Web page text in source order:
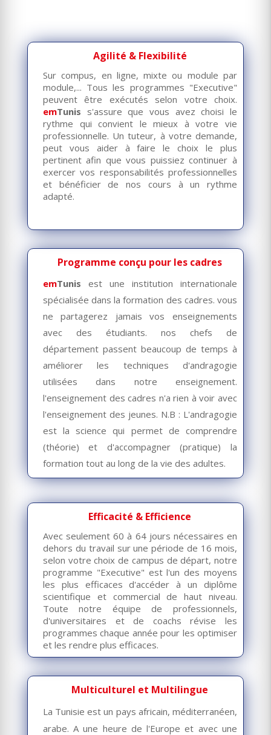
Agilité & Flexibilité
Sur compus, en ligne, mixte ou module par
module,... Tous les programmes "Executive"
peuvent être exécutés selon votre choix.
emTunis s'assure que vous avez choisi le
rythme qui convient le mieux à votre vie
professionnelle. Un tuteur, à votre demande,
peut vous aider à faire le choix le plus
pertinent afin que vous puissiez continuer à
exercer vos responsabilités professionnelles
et bénéficier de nos cours à un rythme
adapté.
Programme conçu pour les cadres
emTunis est une institution internationale
spécialisée dans la formation des cadres. vous
ne partagerez jamais vos enseignements
avec des étudiants. nos chefs de
département passent beaucoup de temps à
améliorer les techniques d'andragogie
utilisées dans notre enseignement.
l'enseignement des cadres n'a rien à voir avec
l'enseignement des jeunes. N.B : L'andragogie
est la science qui permet de comprendre
(théorie) et d'accompagner (pratique) la
formation tout au long de la vie des adultes.
Efficacité & Efficience
Avec seulement 60 à 64 jours nécessaires en
dehors du travail sur une période de 16 mois,
selon votre choix de campus de départ, notre
programme "Executive" est l'un des moyens
les plus efficaces d'accéder à un diplôme
scientifique et commercial de haut niveau.
Toute notre équipe de professionnels,
d'universitaires et de coachs révise les
programmes chaque année pour les optimiser
et les rendre plus efficaces.
Multiculturel et Multilingue
La Tunisie est un pays africain, méditerranéen,
arabe. A une heure de l'Europe et avec une